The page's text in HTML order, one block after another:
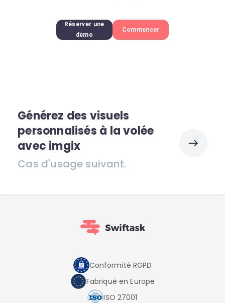
Réserver une
démo
Commencer
Générez des visuels
personnalisés à la volée
avec imgix
Cas d'usage suivant.
Conformité RGPD
Fabriqué en Europe
ISO 27001